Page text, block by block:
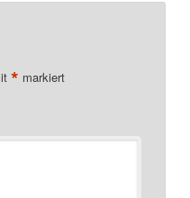
* markiert